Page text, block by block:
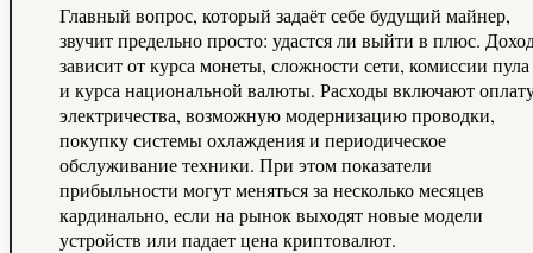
Главный вопрос, который задаёт себе будущий майнер,
звучит предельно просто: удастся ли выйти в плюс.
зависит от курса монеты, сложности сети, комиссии пула
и курса национальной валюты. Расходы включают
электричества, возможную модернизацию проводки,
покупку системы охлаждения и периодическое
обслуживание техники. При этом показатели
прибыльности могут меняться за несколько месяцев
кардинально, если на рынок выходят новые модели
устройств или падает цена криптовалют.